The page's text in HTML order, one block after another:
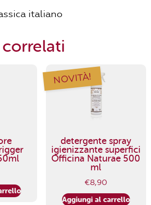
italiano
NOVITÀ!
detergente spray
igienizzante superfici
Officina Naturae 500
ml
€8,90
Aggiungi al carrello